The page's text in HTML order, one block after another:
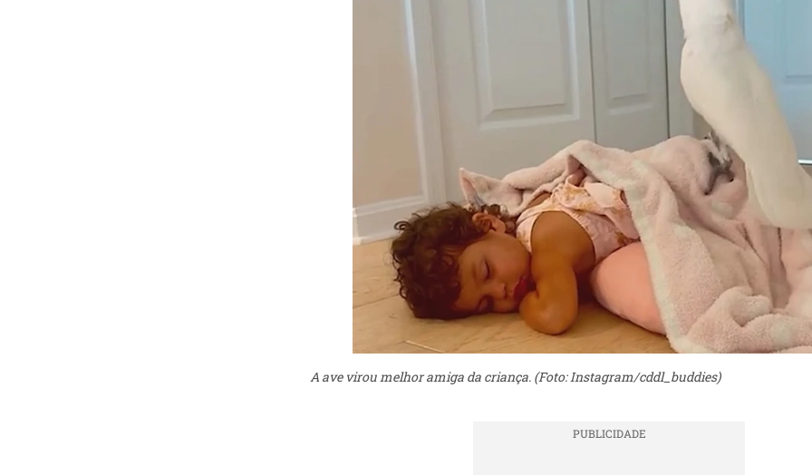
A ave virou melhor amiga da criança. (Foto: Instagram/cddl_buddies)